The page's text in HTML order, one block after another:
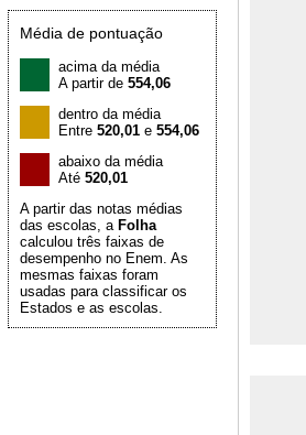
Média de pontuação
acima da média
A partir de 554,06
dentro da média
Entre 520,01 e 554,06
abaixo da média
Até 520,01
A partir das notas médias
das escolas, a Folha
calculou três faixas de
desempenho no Enem. As
mesmas faixas foram
usadas para classificar os
Estados e as escolas.